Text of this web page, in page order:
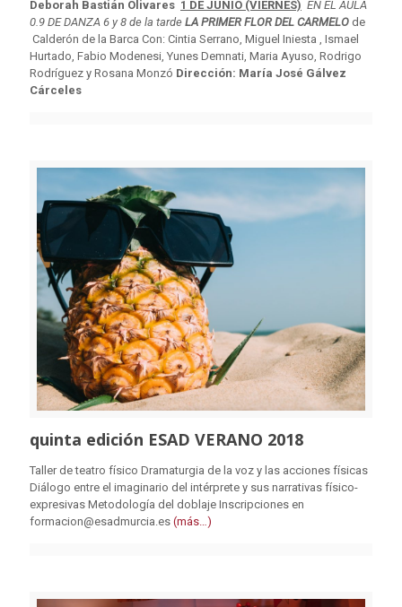
Deborah Bastián Olivares 1 DE JUNIO (VIERNES) EN EL AULA
0.9 DE DANZA 6 y 8 de la tarde LA PRIMER FLOR DEL CARMELO de
Calderón de la Barca Con: Cintia Serrano, Miguel Iniesta , Ismael
Hurtado, Fabio Modenesi, Yunes Demnati, Maria Ayuso, Rodrigo
Rodríguez y Rosana Monzó Dirección: María José Gálvez
Cárceles
quinta edición ESAD VERANO 2018
Taller de teatro físico Dramaturgia de la voz y las acciones físicas
Diálogo entre el imaginario del intérprete y sus narrativas físico-
expresivas Metodología del doblaje Inscripciones en
formacion@esadmurcia.es (más…)